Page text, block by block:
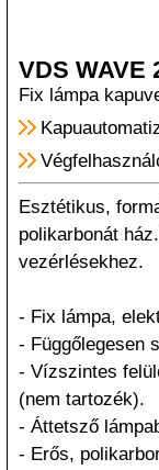
VDS WAVE
Fix lámpa
Esztétikus,
polikarbonát
vezérlésekhez.
- Fix lámpa,
- Függőlegesen
- Vízszintes
(nem tartozék).
- Áttetsző
- Erős,